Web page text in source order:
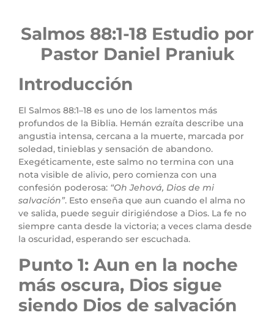
Salmos 88:1-18 Estudio por
Pastor Daniel Praniuk
Introducción
El Salmos 88:1–18 es uno de los lamentos más
profundos de la Biblia. Hemán ezraíta describe una
angustia intensa, cercana a la muerte, marcada por
soledad, tinieblas y sensación de abandono.
Exegéticamente, este salmo no termina con una
nota visible de alivio, pero comienza con una
confesión poderosa: “Oh Jehová, Dios de mi
salvación”. Esto enseña que aun cuando el alma no
ve salida, puede seguir dirigiéndose a Dios. La fe no
siempre canta desde la victoria; a veces clama desde
la oscuridad, esperando ser escuchada.
Punto 1: Aun en la noche
más oscura, Dios sigue
siendo Dios de salvación